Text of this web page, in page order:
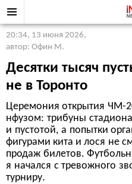
20:34, 13 июня 2026,
автор: Офин М.
Десятки тысяч
не в Торонто
Церемония открытия ЧМ-
нфузом: трибуны
и пустотой, а попытки
фигурами кита и лося не
продаж билетов.
я начался с тревожного
турниру.